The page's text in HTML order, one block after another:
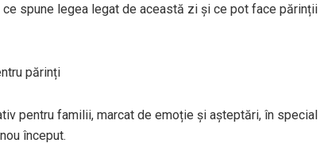
spune legea legat de această zi și ce pot face părinții
părinți
pentru familii, marcat de emoție și așteptări, în special
început.